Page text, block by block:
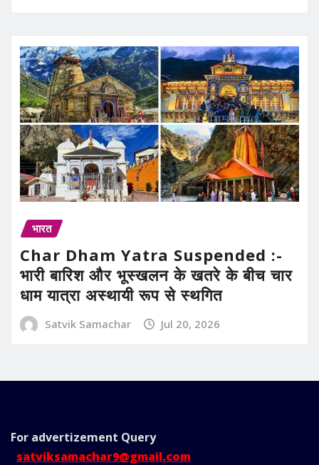
भारत
Char Dham Yatra Suspended :-
भारी बारिश और भूस्खलन के खतरे के बीच चार
धाम यात्रा अस्थायी रूप से स्थगित
Satvik Samachar Jul 20, 2026
For advertizement Query
satviksamachar9@gmail.com